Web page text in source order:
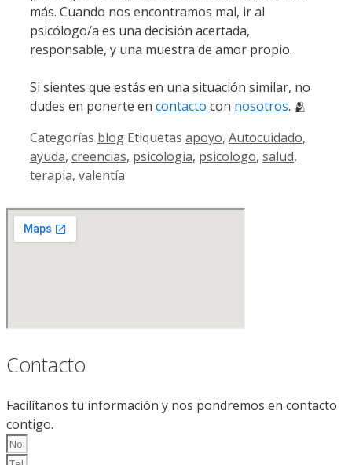
más. Cuando nos encontramos mal, ir al
psicólogo/a es una decisión acertada,
responsable, y una muestra de amor propio.
Si sientes que estás en una situación similar, no
dudes en ponerte en contacto con nosotros. 🫂
Categorías blog Etiquetas apoyo, Autocuidado,
ayuda, creencias, psicologia, psicologo, salud,
terapia, valentía
Contacto
Facilítanos tu información y nos pondremos en contacto
contigo.